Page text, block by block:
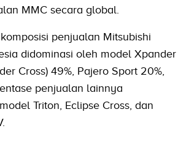
MMC secara global.
penjualan Mitsubishi
didominasi oleh model Xpander
Cross) 49%, Pajero Sport 20%,
penjualan lainnya
Triton, Eclipse Cross, dan